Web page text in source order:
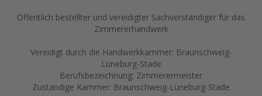
Öffentlich bestellter und vereidigter Sachverständiger für das
Zimmererhandwerk
Vereidigt durch die Handwerkkammer: Braunschweig-
Lüneburg-Stade
Berufsbezeichnung: Zimmerermeister
Zuständige Kammer: Braunschweig-Lüneburg-Stade